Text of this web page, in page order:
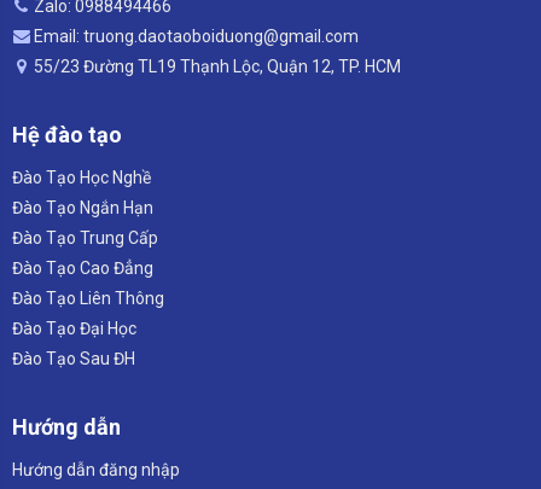
Zalo: 0988494466
Email: truong.daotaoboiduong@gmail.com
55/23 Đường TL19 Thạnh Lộc, Quận 12, TP. HCM
Hệ đào tạo
Đào Tạo Học Nghề
Đào Tạo Ngắn Hạn
Đào Tạo Trung Cấp
Đào Tạo Cao Đẳng
Đào Tạo Liên Thông
Đào Tạo Đại Học
Đào Tạo Sau ĐH
Hướng dẫn
Hướng dẫn đăng nhập